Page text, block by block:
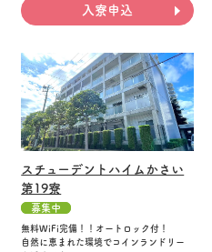
入寮申込
スチューデントハイムかさい
第19寮
募集中
無料WiFi完備！！オートロック付！
自然に恵まれた環境でコインランドリー